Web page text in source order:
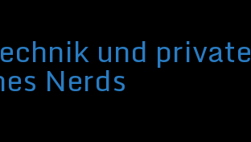
und private
Nerds